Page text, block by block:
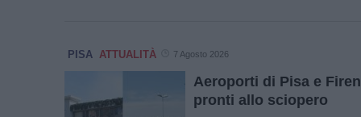
PISA ATTUALITÀ 7 Agosto 2026
Aeroporti di Pisa e
pronti allo sciopero